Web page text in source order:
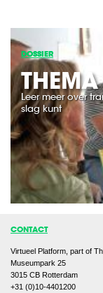
DOSSIER
Leer meer over
slag kunt
CONTACT
Virtueel Platform, part of
Museumpark 25
3015 CB Rotterdam
+31 (0)10-4401200